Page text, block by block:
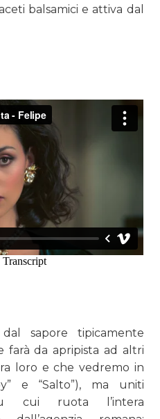
balsamici e attiva dal
sapore tipicamente
farà da apripista ad altri
loro e che vedremo in
e “Salto”), ma uniti
cui ruota l’intera